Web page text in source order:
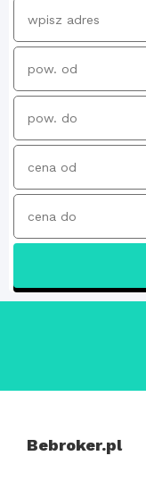
Bebroker.pl